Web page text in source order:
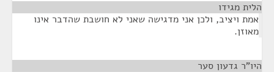
הלית מגידו
אמת ויציב, ולכן אני מדגישה שאני לא חושבת שהדבר אינו
מאוזן.
היו"ר גדעון סער